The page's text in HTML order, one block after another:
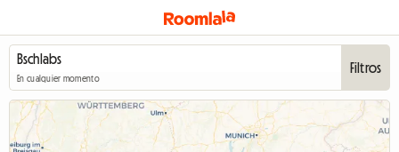
En cualquier momento
Filtros